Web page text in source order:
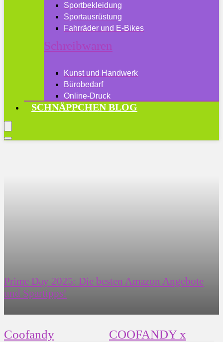
Sportbekleidung
Sportausrüstung
Fahrräder und E-Bikes
Schreibwaren
Kunst und Handwerk
Bürobedarf
Online-Druck
SCHNÄPPCHEN BLOG
Prime Day 2025: Die besten Amazon Angebote
und Spartipps!
Coofandy
COOFANDY x